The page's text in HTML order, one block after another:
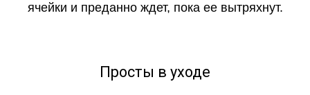
ячейки и преданно ждет, пока ее вытряхнут.
Просты в уходе